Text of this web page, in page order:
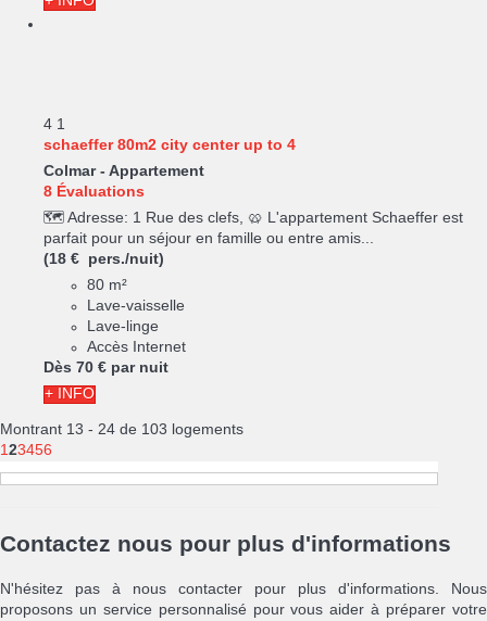
4 1
schaeffer 80m2 city center up to 4
Colmar - Appartement
8 Évaluations
🗺️ Adresse: 1 Rue des clefs, 🥨 L'appartement Schaeffer est
parfait pour un séjour en famille ou entre amis...
(18 € pers./nuit)
80 m²
Lave-vaisselle
Lave-linge
Accès Internet
Dès 70 € par nuit
+ INFO
Montrant 13 - 24 de 103 logements
123456
Contactez nous pour plus d'informations
N'hésitez pas à nous contacter pour plus d'informations. Nous
proposons un service personnalisé pour vous aider à préparer votre